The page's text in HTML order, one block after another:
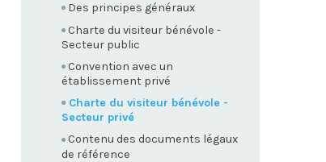
Des principes généraux
Charte du visiteur bénévole -
Secteur public
Convention avec un
établissement privé
Charte du visiteur bénévole -
Secteur privé
Contenu des documents légaux
de référence